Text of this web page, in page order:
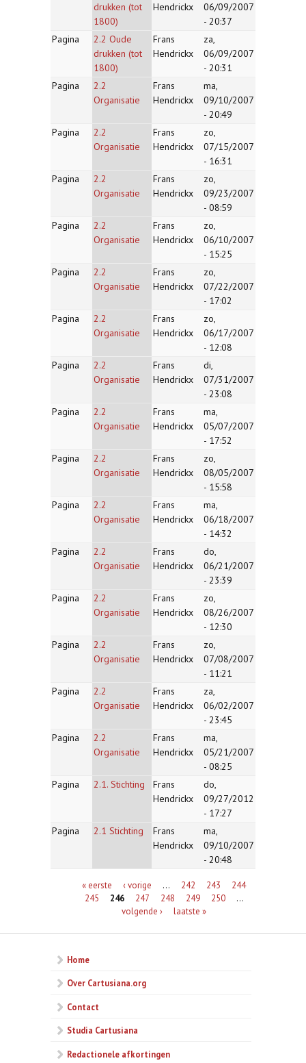
drukken (tot
1800)
Hendrickx
06/09/2007
- 20:37
Pagina
2.2 Oude
drukken (tot
1800)
Frans
Hendrickx
za,
06/09/2007
- 20:31
Pagina
2.2
Organisatie
Frans
Hendrickx
ma,
09/10/2007
- 20:49
Pagina
2.2
Organisatie
Frans
Hendrickx
zo,
07/15/2007
- 16:31
Pagina
2.2
Organisatie
Frans
Hendrickx
zo,
09/23/2007
- 08:59
Pagina
2.2
Organisatie
Frans
Hendrickx
zo,
06/10/2007
- 15:25
Pagina
2.2
Organisatie
Frans
Hendrickx
zo,
07/22/2007
- 17:02
Pagina
2.2
Organisatie
Frans
Hendrickx
zo,
06/17/2007
- 12:08
Pagina
2.2
Organisatie
Frans
Hendrickx
di,
07/31/2007
- 23:08
Pagina
2.2
Organisatie
Frans
Hendrickx
ma,
05/07/2007
- 17:52
Pagina
2.2
Organisatie
Frans
Hendrickx
zo,
08/05/2007
- 15:58
Pagina
2.2
Organisatie
Frans
Hendrickx
ma,
06/18/2007
- 14:32
Pagina
2.2
Organisatie
Frans
Hendrickx
do,
06/21/2007
- 23:39
Pagina
2.2
Organisatie
Frans
Hendrickx
zo,
08/26/2007
- 12:30
Pagina
2.2
Organisatie
Frans
Hendrickx
zo,
07/08/2007
- 11:21
Pagina
2.2
Organisatie
Frans
Hendrickx
za,
06/02/2007
- 23:45
Pagina
2.2
Organisatie
Frans
Hendrickx
ma,
05/21/2007
- 08:25
Pagina
2.1. Stichting
Frans
Hendrickx
do,
09/27/2012
- 17:27
Pagina
2.1 Stichting
Frans
Hendrickx
ma,
09/10/2007
- 20:48
Pagina's« eerste ‹ vorige … 242 243
244
245
246 247 248 249 250
…
volgende ›
laatste »
Home
Over Cartusiana.org
Contact
Studia Cartusiana
Redactionele afkortingen